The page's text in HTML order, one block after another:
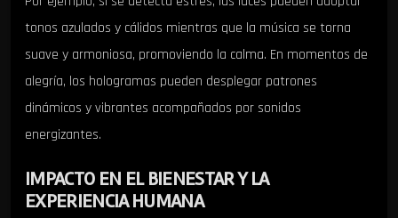
tonos azulados y cálidos mientras que la música se torna
suave y armoniosa, promoviendo la calma. En momentos de
alegría, los hologramas pueden desplegar patrones
dinámicos y vibrantes acompañados por sonidos
energizantes.
IMPACTO EN EL BIENESTAR Y LA
EXPERIENCIA HUMANA